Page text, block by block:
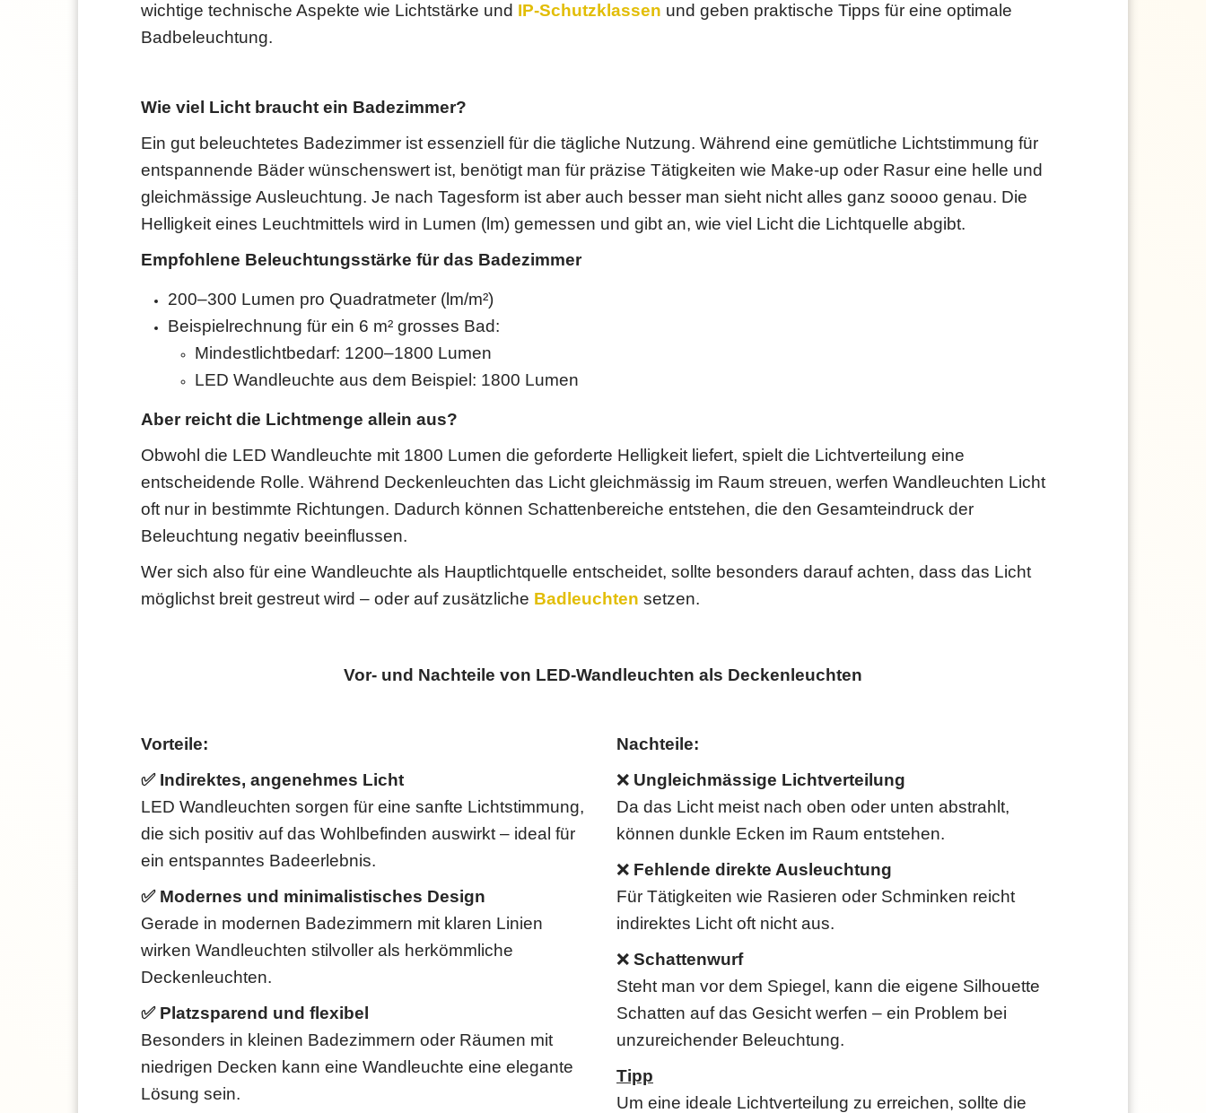
wichtige technische Aspekte wie Lichtstärke und IP-Schutzklassen und geben praktische Tipps für eine optimale
Badbeleuchtung.
Wie viel Licht braucht ein Badezimmer?
Ein gut beleuchtetes Badezimmer ist essenziell für die tägliche Nutzung. Während eine gemütliche Lichtstimmung für
entspannende Bäder wünschenswert ist, benötigt man für präzise Tätigkeiten wie Make-up oder Rasur eine helle und
gleichmässige Ausleuchtung. Je nach Tagesform ist aber auch besser man sieht nicht alles ganz soooo genau. Die
Helligkeit eines Leuchtmittels wird in Lumen (lm) gemessen und gibt an, wie viel Licht die Lichtquelle abgibt.
Empfohlene Beleuchtungsstärke für das Badezimmer
200–300 Lumen pro Quadratmeter (lm/m²)
Beispielrechnung für ein 6 m² grosses Bad:
Mindestlichtbedarf: 1200–1800 Lumen
LED Wandleuchte aus dem Beispiel: 1800 Lumen
Aber reicht die Lichtmenge allein aus?
Obwohl die LED Wandleuchte mit 1800 Lumen die geforderte Helligkeit liefert, spielt die Lichtverteilung eine
entscheidende Rolle. Während Deckenleuchten das Licht gleichmässig im Raum streuen, werfen Wandleuchten Licht
oft nur in bestimmte Richtungen. Dadurch können Schattenbereiche entstehen, die den Gesamteindruck der
Beleuchtung negativ beeinflussen.
Wer sich also für eine Wandleuchte als Hauptlichtquelle entscheidet, sollte besonders darauf achten, dass das Licht
möglichst breit gestreut wird – oder auf zusätzliche Badleuchten setzen.
Vor- und Nachteile von LED-Wandleuchten als Deckenleuchten
Vorteile:
✅ Indirektes, angenehmes Licht
LED Wandleuchten sorgen für eine sanfte Lichtstimmung,
die sich positiv auf das Wohlbefinden auswirkt – ideal für
ein entspanntes Badeerlebnis.
✅ Modernes und minimalistisches Design
Gerade in modernen Badezimmern mit klaren Linien
wirken Wandleuchten stilvoller als herkömmliche
Deckenleuchten.
✅ Platzsparend und flexibel
Besonders in kleinen Badezimmern oder Räumen mit
niedrigen Decken kann eine Wandleuchte eine elegante
Lösung sein.
Nachteile:
❌ Ungleichmässige Lichtverteilung
Da das Licht meist nach oben oder unten abstrahlt,
können dunkle Ecken im Raum entstehen.
❌ Fehlende direkte Ausleuchtung
Für Tätigkeiten wie Rasieren oder Schminken reicht
indirektes Licht oft nicht aus.
❌ Schattenwurf
Steht man vor dem Spiegel, kann die eigene Silhouette
Schatten auf das Gesicht werfen – ein Problem bei
unzureichender Beleuchtung.
Tipp
Um eine ideale Lichtverteilung zu erreichen, sollte die